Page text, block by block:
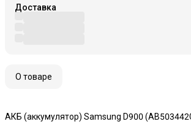
Доставка
О товаре
АКБ (аккумулятор) Samsung D900